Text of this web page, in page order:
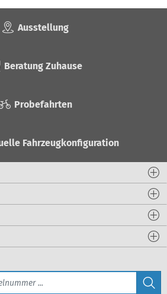
Ausstellung
Beratung Zuhause
Probefahrten
Fahrzeugkonfiguration